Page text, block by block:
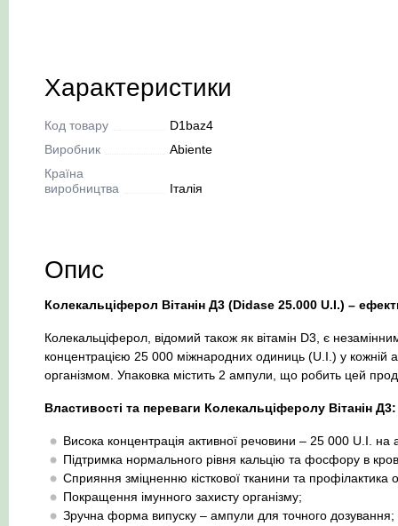
Характеристики
Код товару
D1baz4
Виробник
Abiente
Країна
виробництва
Італія
Опис
Колекальціферол Вітанін Д3 (Didase 25.000 U.I.) –
Колекальціферол, відомий також як вітамін D3, є
концентрацією 25 000 міжнародних одиниць (U.I.) у кожній
організмом. Упаковка містить 2 ампули, що робить цей
Властивості та переваги Колекальціферолу Вітанін Д3:
Висока концентрація активної речовини – 25 000 U.I. на
Підтримка нормального рівня кальцію та фосфору в
Сприяння зміцненню кісткової тканини та профілактика
Покращення імунного захисту організму;
Зручна форма випуску – ампули для точного дозування;